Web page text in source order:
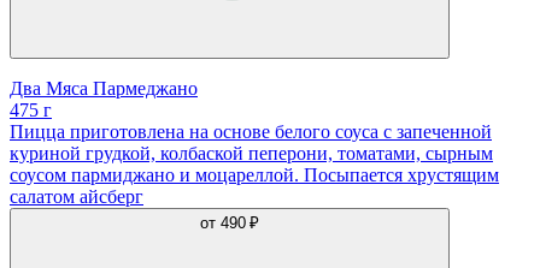
Два Мяса Пармеджано
475 г
Пицца приготовлена на основе белого соуса с запеченной
куриной грудкой, колбаской пеперони, томатами, сырным
соусом пармиджано и моцареллой. Посыпается хрустящим
салатом айсберг
от 490 ₽